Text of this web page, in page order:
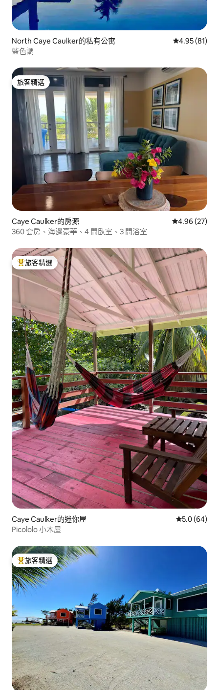
North Caye Caulker的私有公寓 從 81 則評價
4.95 (81)
藍色調
旅客精選
旅客精選
Caye Caulker的房源 從 27 則評價
4.96 (27)
360 套房、海邊豪華、4 間臥室、3 間浴室
旅客精選榜首
旅客精選
Caye Caulker的迷你屋 從 64 則評
5.0 (64)
Picololo 小木屋
旅客精選榜首
旅客精選